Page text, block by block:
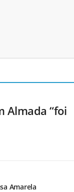
Almada “foi
Amarela